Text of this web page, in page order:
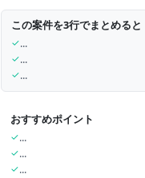
この案件を3行でまとめると
✓...
✓...
✓...
おすすめポイント
✓...
✓...
✓...